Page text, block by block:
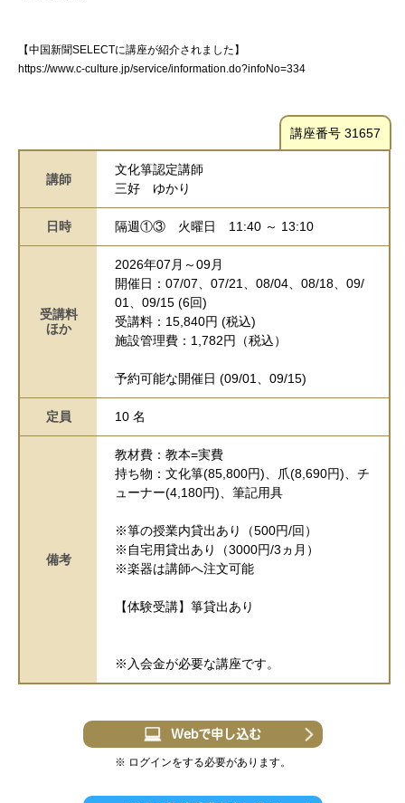
【中国新聞SELECTに講座が紹介されました】
https://www.c-culture.jp/service/information.do?infoNo=334
講座番号 31657
講師
文化箏認定講師
三好 ゆかり
日時 隔週①③ 火曜日 11:40 ～ 13:10
受講料
ほか
2026年07月～09月
開催日：07/07、07/21、08/04、08/18、09/
01、09/15 (6回)
受講料：15,840円 (税込)
施設管理費：1,782円（税込）
予約可能な開催日 (09/01、09/15)
定員 10 名
備考
教材費：教本=実費
持ち物：文化箏(85,800円)、爪(8,690円)、チ
ューナー(4,180円)、筆記用具
※箏の授業内貸出あり（500円/回）
※自宅用貸出あり（3000円/3ヵ月）
※楽器は講師へ注文可能
【体験受講】箏貸出あり
※入会金が必要な講座です。
Webで申し込む
※ ログインをする必要があります。